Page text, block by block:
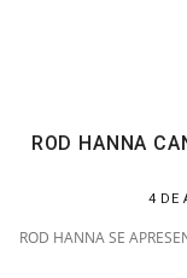
ROD HANNA
4 DE
ROD HANNA SE